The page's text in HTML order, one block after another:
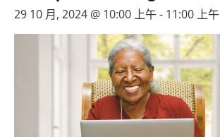
29 10 月, 2024 @ 10:00 上午- 11:00 上午